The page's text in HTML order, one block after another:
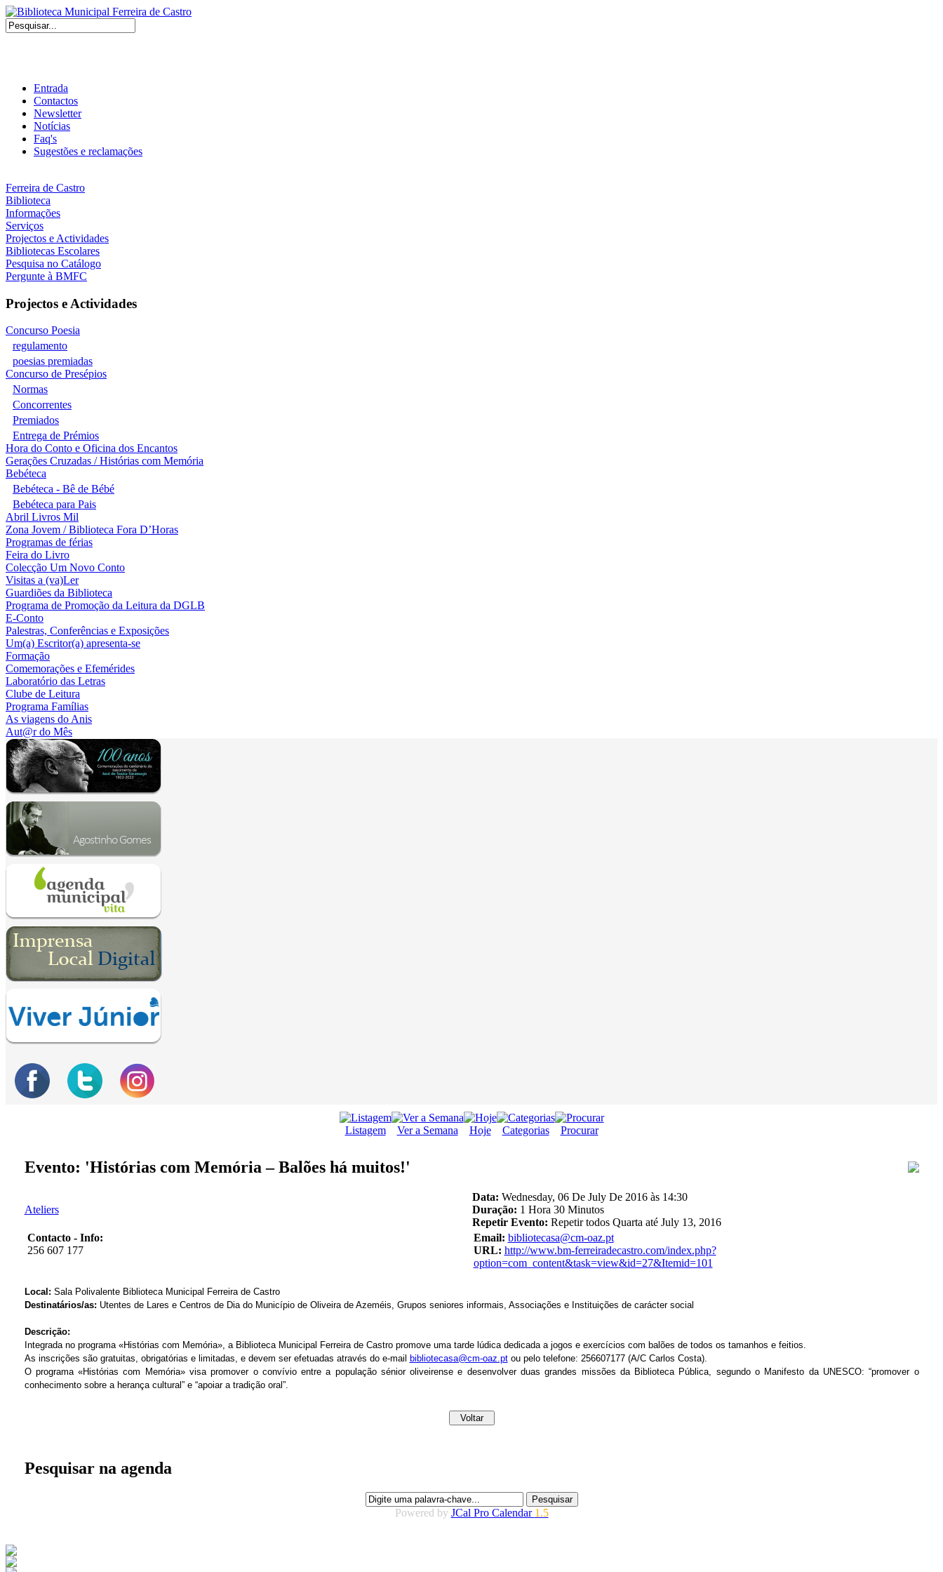
Entrada
Contactos
Newsletter
Notícias
Faq's
Sugestões e reclamações
Ferreira de Castro
Biblioteca
Informações
Serviços
Projectos e Actividades
Bibliotecas Escolares
Pesquisa no Catálogo
Pergunte à BMFC
Projectos e Actividades
Concurso Poesia
regulamento
poesias premiadas
Concurso de Presépios
Normas
Concorrentes
Premiados
Entrega de Prémios
Hora do Conto e Oficina dos Encantos
Gerações Cruzadas / Histórias com Memória
Bebéteca
Bebéteca - Bê de Bébé
Bebéteca para Pais
Abril Livros Mil
Zona Jovem / Biblioteca Fora D’Horas
Programas de férias
Feira do Livro
Colecção Um Novo Conto
Visitas a (va)Ler
Guardiões da Biblioteca
Programa de Promoção da Leitura da DGLB
E-Conto
Palestras, Conferências e Exposições
Um(a) Escritor(a) apresenta-se
Formação
Comemorações e Efemérides
Laboratório das Letras
Clube de Leitura
Programa Famílias
As viagens do Anis
Aut@r do Mês
Listagem Ver a Semana Hoje Categorias Procurar
Evento: 'Histórias com Memória – Balões há muitos!'
Ateliers
Data: Wednesday, 06 De July De 2016 às 14:30
Duração: 1 Hora 30 Minutos
Repetir Evento: Repetir todos Quarta até July 13, 2016
Contacto - Info:
256 607 177
Email: bibliotecasa@cm-oaz.pt
URL: http://www.bm-ferreiradecastro.com/index.php?
option=com_content&task=view&id=27&Itemid=101
Local: Sala Polivalente Biblioteca Municipal Ferreira de Castro
Destinatários/as: Utentes de Lares e Centros de Dia do Município de Oliveira de Azeméis, Grupos seniores informais, Associações e Instituições de carácter social
Descrição:
Integrada no programa «Histórias com Memória», a Biblioteca Municipal Ferreira de Castro promove uma tarde lúdica dedicada a jogos e exercícios com balões de todos os tamanhos e feitios.
As inscrições são gratuitas, obrigatórias e limitadas, e devem ser efetuadas através do e-mail
bibliotecasa@cm-oaz.ptou pelo telefone: 256607177 (A/C Carlos Costa).
O programa «Histórias com Memória» visa promover o convívio entre a população sénior oliveirense e desenvolver duas grandes missões da Biblioteca Pública, segundo o Manifesto da UNESCO: “promover o
conhecimento sobre a herança cultural” e “apoiar a tradição oral”.
Pesquisar na agenda
Powered by JCal Pro Calendar 1.5